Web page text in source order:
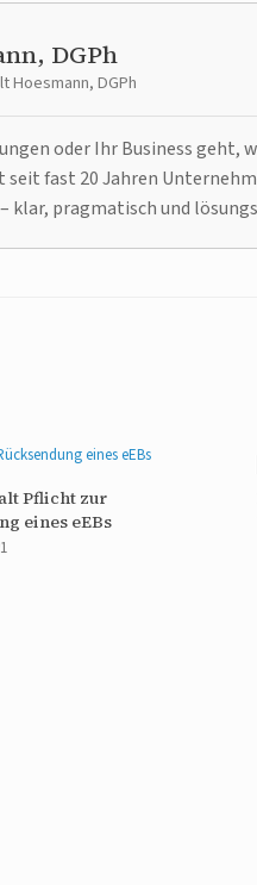
DGPh
Hoesmann, DGPh
oder Ihr Business geht,
fast 20 Jahren
klar, pragmatisch und
Pflicht zur
eines eEBs